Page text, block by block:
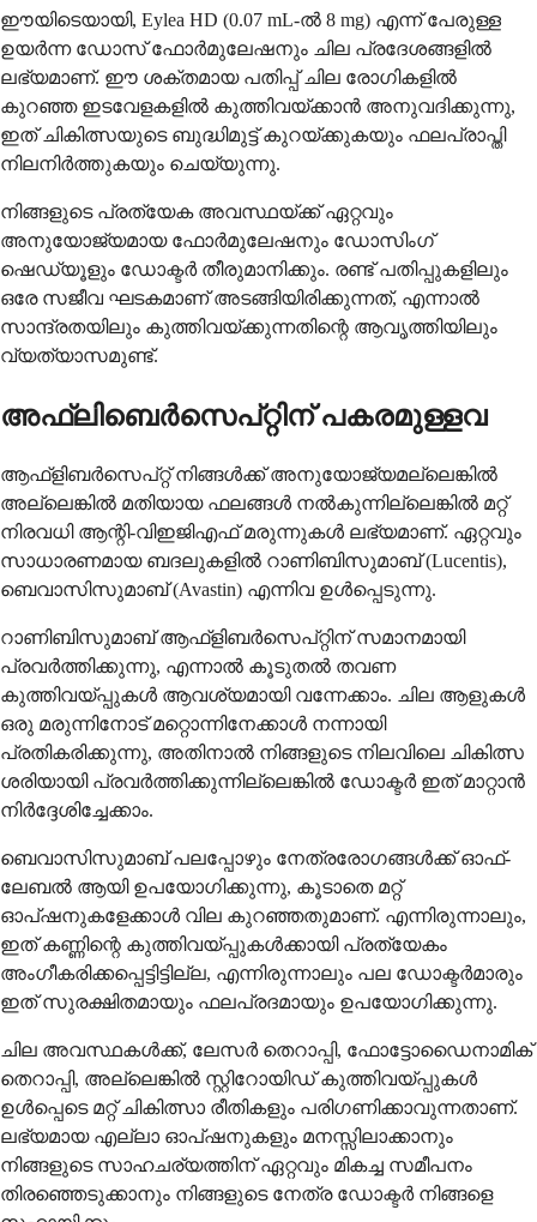
ഈയിടെയായി, Eylea HD (0.07 mL-ൽ 8 mg) എന്ന് പേരുള്ള
ഉയർന്ന ഡോസ് ഫോർമുലേഷനും ചില പ്രദേശങ്ങളിൽ
ലഭ്യമാണ്. ഈ ശക്തമായ പതിപ്പ് ചില രോഗികളിൽ
കുറഞ്ഞ ഇടവേളകളിൽ കുത്തിവയ്ക്കാൻ അനുവദിക്കുന്നു,
ഇത് ചികിത്സയുടെ ബുദ്ധിമുട്ട് കുറയ്ക്കുകയും ഫലപ്രാപ്തി
നിലനിർത്തുകയും ചെയ്യുന്നു.
നിങ്ങളുടെ പ്രത്യേക അവസ്ഥയ്ക്ക് ഏറ്റവും
അനുയോജ്യമായ ഫോർമുലേഷനും ഡോസിംഗ്
ഷെഡ്യൂളും ഡോക്ടർ തീരുമാനിക്കും. രണ്ട് പതിപ്പുകളിലും
ഒരേ സജീവ ഘടകമാണ് അടങ്ങിയിരിക്കുന്നത്, എന്നാൽ
സാന്ദ്രതയിലും കുത്തിവയ്ക്കുന്നതിന്റെ ആവൃത്തിയിലും
വ്യത്യാസമുണ്ട്.
അഫ്‌ലിബെർസെപ്റ്റിന് പകരമുള്ളവ
ആഫ്ളിബർസെപ്റ്റ് നിങ്ങൾക്ക് അനുയോജ്യമല്ലെങ്കിൽ
അല്ലെങ്കിൽ മതിയായ ഫലങ്ങൾ നൽകുന്നില്ലെങ്കിൽ മറ്റ്
നിരവധി ആന്റി-വിഇജിഎഫ് മരുന്നുകൾ ലഭ്യമാണ്. ഏറ്റവും
സാധാരണമായ ബദലുകളിൽ റാണിബിസുമാബ് (Lucentis),
ബെവാസിസുമാബ് (Avastin) എന്നിവ ഉൾപ്പെടുന്നു.
റാണിബിസുമാബ് ആഫ്ളിബർസെപ്റ്റിന് സമാനമായി
പ്രവർത്തിക്കുന്നു, എന്നാൽ കൂടുതൽ തവണ
കുത്തിവയ്പ്പുകൾ ആവശ്യമായി വന്നേക്കാം. ചില ആളുകൾ
ഒരു മരുന്നിനോട് മറ്റൊന്നിനേക്കാൾ നന്നായി
പ്രതികരിക്കുന്നു, അതിനാൽ നിങ്ങളുടെ നിലവിലെ ചികിത്സ
ശരിയായി പ്രവർത്തിക്കുന്നില്ലെങ്കിൽ ഡോക്ടർ ഇത് മാറ്റാൻ
നിർദ്ദേശിച്ചേക്കാം.
ബെവാസിസുമാബ് പലപ്പോഴും നേത്രരോഗങ്ങൾക്ക് ഓഫ്-
ലേബൽ ആയി ഉപയോഗിക്കുന്നു, കൂടാതെ മറ്റ്
ഓപ്ഷനുകളേക്കാൾ വില കുറഞ്ഞതുമാണ്. എന്നിരുന്നാലും,
ഇത് കണ്ണിന്റെ കുത്തിവയ്പ്പുകൾക്കായി പ്രത്യേകം
അംഗീകരിക്കപ്പെട്ടിട്ടില്ല, എന്നിരുന്നാലും പല ഡോക്ടർമാരും
ഇത് സുരക്ഷിതമായും ഫലപ്രദമായും ഉപയോഗിക്കുന്നു.
ചില അവസ്ഥകൾക്ക്, ലേസർ തെറാപ്പി, ഫോട്ടോഡൈനാമിക്
തെറാപ്പി, അല്ലെങ്കിൽ സ്റ്റിറോയിഡ് കുത്തിവയ്പ്പുകൾ
ഉൾപ്പെടെ മറ്റ് ചികിത്സാ രീതികളും പരിഗണിക്കാവുന്നതാണ്.
ലഭ്യമായ എല്ലാ ഓപ്ഷനുകളും മനസ്സിലാക്കാനും
നിങ്ങളുടെ സാഹചര്യത്തിന് ഏറ്റവും മികച്ച സമീപനം
തിരഞ്ഞെടുക്കാനും നിങ്ങളുടെ നേത്ര ഡോക്ടർ നിങ്ങളെ